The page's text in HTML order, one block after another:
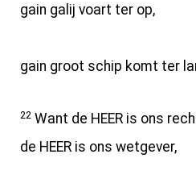
gain galij voart ter op,
gain groot schip komt ter
22 Want de HEER is ons
de HEER is ons wetgever,